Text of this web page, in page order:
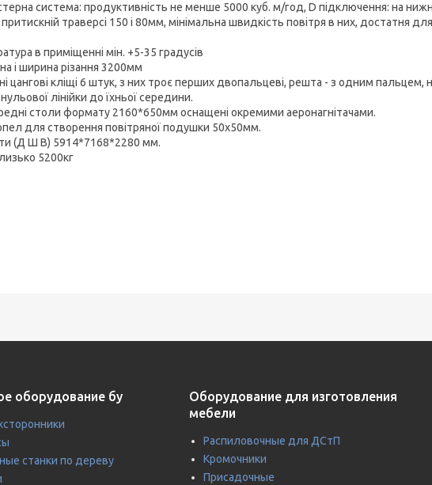
система: продуктивність не менше 5000 куб. м/год, D підключення: на
притискній траверсі 150 і 80мм, мінімальна швидкість повітря в них, достатня
в приміщенні мін. +5-35 градусів
і ширина різання 3200мм
цангові кліщі 6 штук, з них троє перших двопальцеві, решта - з одним
лінійки до їхньої середини.
столи формату 2160*650мм оснащені окремими аеронагнітачами.
для створення повітряної подушки 50х50мм.
(Д Ш В) 5914*7168*2280 мм.
5200кг
оборудование бу
станки по дереву
Оборудование для изготовления
мебели
Распиловочные для ДСтП
Кромочники
Присадочные